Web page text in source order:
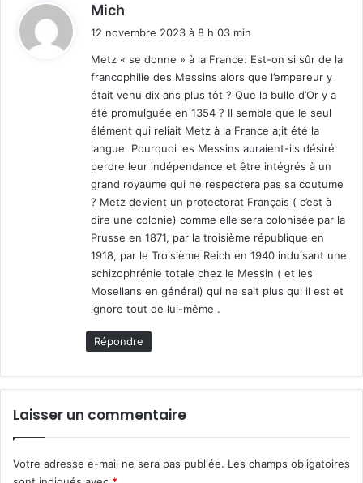
Mich
:
12 novembre 2023 à 8 h 03 min
Metz « se donne » à la France. Est-on si sûr de la
francophilie des Messins alors que l’empereur y
était venu dix ans plus tôt ? Que la bulle d’Or y a
été promulguée en 1354 ? Il semble que le seul
élément qui reliait Metz à la France a;it été la
langue. Pourquoi les Messins auraient-ils désiré
perdre leur indépendance et être intégrés à un
grand royaume qui ne respectera pas sa coutume
? Metz devient un protectorat Français ( c’est à
dire une colonie) comme elle sera colonisée par la
Prusse en 1871, par la troisième république en
1918, par le Troisième Reich en 1940 induisant une
schizophrénie totale chez le Messin ( et les
Mosellans en général) qui ne sait plus qui il est et
ignore tout de lui-même .
Répondre
Laisser un commentaire
Votre adresse e-mail ne sera pas publiée. Les champs obligatoires